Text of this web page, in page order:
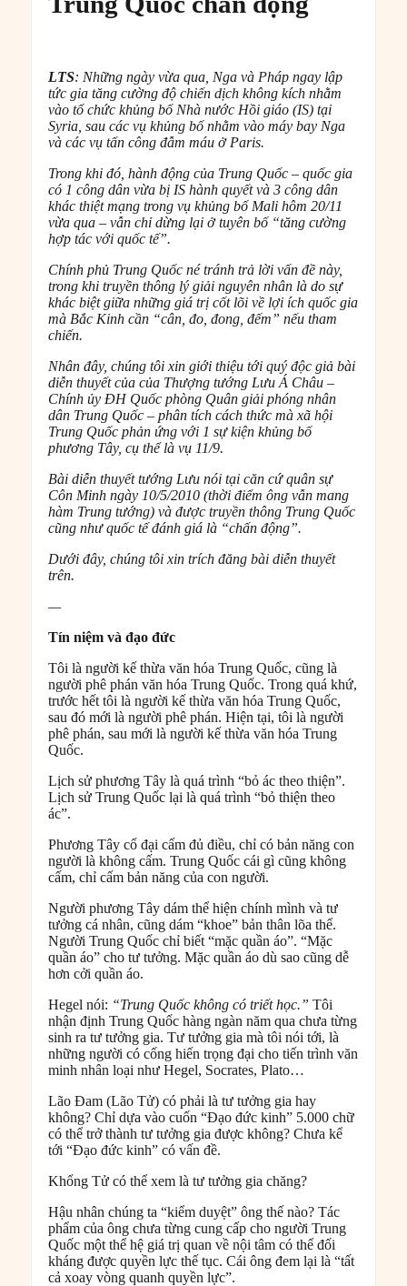
LTS: Những ngày vừa qua, Nga và Pháp ngay lập
tức gia tăng cường độ chiến dịch không kích nhằm
vào tổ chức khủng bố Nhà nước Hồi giáo (IS) tại
Syria, sau các vụ khủng bố nhằm vào máy bay Nga
và các vụ tấn công đẫm máu ở Paris.
Trong khi đó, hành động của Trung Quốc – quốc gia
có 1 công dân vừa bị IS hành quyết và 3 công dân
khác thiệt mạng trong vụ khủng bố Mali hôm 20/11
vừa qua – vẫn chỉ dừng lại ở tuyên bố “tăng cường
hợp tác với quốc tế”.
Chính phủ Trung Quốc né tránh trả lời vấn đề này,
trong khi truyền thông lý giải nguyên nhân là do sự
khác biệt giữa những giá trị cốt lõi về lợi ích quốc gia
mà Bắc Kinh cần “cân, đo, đong, đếm” nếu tham
chiến.
Nhân đây, chúng tôi xin giới thiệu tới quý độc giả bài
diễn thuyết của của Thượng tướng Lưu Á Châu –
Chính ủy ĐH Quốc phòng Quân giải phóng nhân
dân Trung Quốc – phân tích cách thức mà xã hội
Trung Quốc phản ứng với 1 sự kiện khủng bố
phương Tây, cụ thể là vụ 11/9.
Bài diễn thuyết tướng Lưu nói tại căn cứ quân sự
Côn Minh ngày 10/5/2010 (thời điểm ông vẫn mang
hàm Trung tướng) và được truyền thông Trung Quốc
cũng như quốc tế đánh giá là “chấn động”.
Dưới đây, chúng tôi xin trích đăng bài diễn thuyết
trên.
—
Tín niệm và đạo đức
Tôi là người kế thừa văn hóa Trung Quốc, cũng là
người phê phán văn hóa Trung Quốc. Trong quá khứ,
trước hết tôi là người kế thừa văn hóa Trung Quốc,
sau đó mới là người phê phán. Hiện tại, tôi là người
phê phán, sau mới là người kế thừa văn hóa Trung
Quốc.
Lịch sử phương Tây là quá trình “bỏ ác theo thiện”.
Lịch sử Trung Quốc lại là quá trình “bỏ thiện theo
ác”.
Phương Tây cổ đại cấm đủ điều, chỉ có bản năng con
người là không cấm. Trung Quốc cái gì cũng không
cấm, chỉ cấm bản năng của con người.
Người phương Tây dám thể hiện chính mình và tư
tưởng cá nhân, cũng dám “khoe” bản thân lõa thể.
Người Trung Quốc chỉ biết “mặc quần áo”. “Mặc
quần áo” cho tư tưởng. Mặc quần áo dù sao cũng dễ
hơn cởi quần áo.
Hegel nói: “Trung Quốc không có triết học.” Tôi
nhận định Trung Quốc hàng ngàn năm qua chưa từng
sinh ra tư tưởng gia. Tư tưởng gia mà tôi nói tới, là
những người có cống hiến trọng đại cho tiến trình văn
minh nhân loại như Hegel, Socrates, Plato…
Lão Đam (Lão Tử) có phải là tư tưởng gia hay
không? Chỉ dựa vào cuốn “Đạo đức kinh” 5.000 chữ
có thể trở thành tư tưởng gia được không? Chưa kể
tới “Đạo đức kinh” có vấn đề.
Khổng Tử có thể xem là tư tưởng gia chăng?
Hậu nhân chúng ta “kiểm duyệt” ông thế nào? Tác
phẩm của ông chưa từng cung cấp cho người Trung
Quốc một thể hệ giá trị quan về nội tâm có thể đối
kháng được quyền lực thế tục. Cái ông đem lại là “tất
cả xoay vòng quanh quyền lực”.